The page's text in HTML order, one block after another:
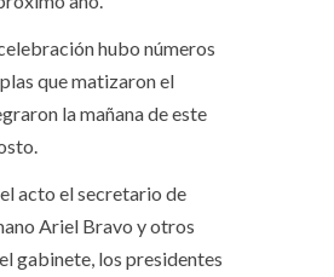
hubo números
que matizaron el
la mañana de este
acto el secretario de
Ariel Bravo y otros
gabinete, los presidentes